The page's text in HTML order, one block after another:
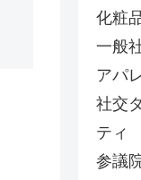
化粧
一般
アパ
社交
ティ
参議